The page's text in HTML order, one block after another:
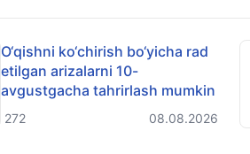
O‘qishni ko‘chirish bo‘yicha rad
etilgan arizalarni 10-
avgustgacha tahrirlash mumkin
272 08.08.2026